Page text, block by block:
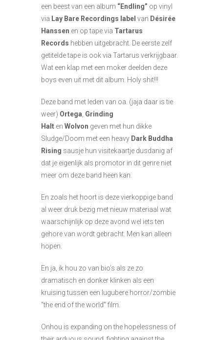
een beest van een album “Endling” op vinyl
via Lay Bare Recordings label van Désirée
Hanssen en op tape via Tartarus
Records hebben uitgebracht. De eerste zelf
getitelde tape is ook via Tartarus verkrijgbaar.
Wat een klap met een moker deelden deze
boys even uit met dit album. Holy shit!!!
Deze band met leden van oa. (jaja daar is tie
weer) Ortega Grinding
Halt en Wolvon geven met hun dikke
Sludge/Doom met een heavy Dark Buddha
Rising sausje hun visitekaartje dusdanig af
dat je eigenlijk als promotor in dit genre niet
meer om deze band heen kan.
En zoals het hoort is deze vierkoppige band
al weer druk bezig met nieuw materiaal wat
waarschijnlijk op deze avond wel iets ten
gehore van wordt gebracht. Men kan alleen
hopen.
En ja, ik hou zo van bio’s als ze zo
dramatisch en donker klinken als een
kruising tussen een lugubere horror/zombie
“the end of the world” film.
Onhou is expanding on the hopelessness of